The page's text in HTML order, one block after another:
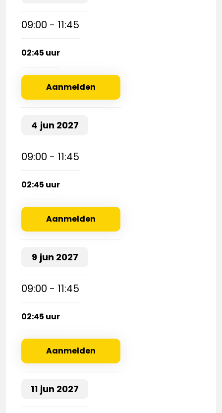
09:00 - 11:45
02:45 uur
Aanmelden
4 jun 2027
09:00 - 11:45
02:45 uur
Aanmelden
9 jun 2027
09:00 - 11:45
02:45 uur
Aanmelden
11 jun 2027